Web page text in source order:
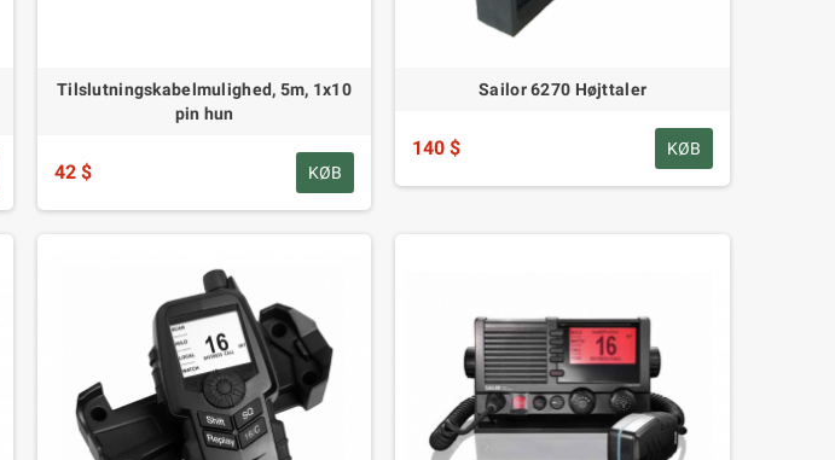
Tilslutningskabelmulighed, 5m, 1x10
pin hun
42 $ KØB
Sailor 6270 Højttaler
140 $ KØB